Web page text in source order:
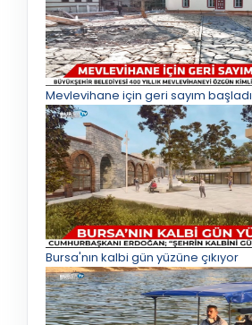
Mevlevihane için geri sayım başladı
Bursa'nın kalbi gün yüzüne çıkıyor